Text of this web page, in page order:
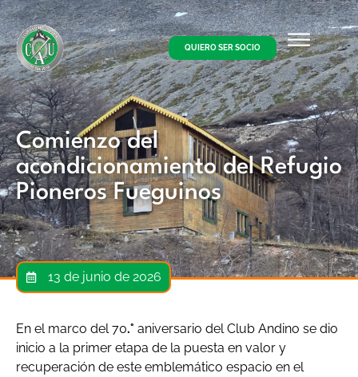
QUIERO SER SOCIO
Comienzo del
acondicionamiento del Refugio
Pioneros Fueguinos
13 de junio de 2026
En el marco del 70.° aniversario del Club Andino se dio
inicio a la primer etapa de la puesta en valor y
recuperación de este emblemático espacio en el